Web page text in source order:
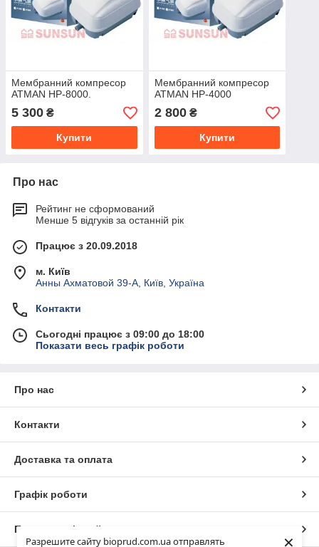
Разрешите сайту bioprud.com.ua отправлять
Мембранний компресор
ATMAN HP-8000.
5 300 ₴
Купити
Мембранний компресор
ATMAN HP-4000
2 800₴
Купити
Про нас
Рейтинг не сформований
Менше 5 відгуків за останній рік
Працює з 20.09.2018
м. Київ
Анны Ахматовой 39-А, Київ, Україна
Контакти
Сьогодні працює з 09:00 до 18:00
Показати весь графік роботи
Про нас
Контакти
Доставка та оплата
Графік роботи
Повна версія сайту